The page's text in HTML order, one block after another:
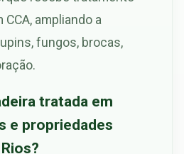
ampliando a
fungos, brocas,
tratada em
e propriedades